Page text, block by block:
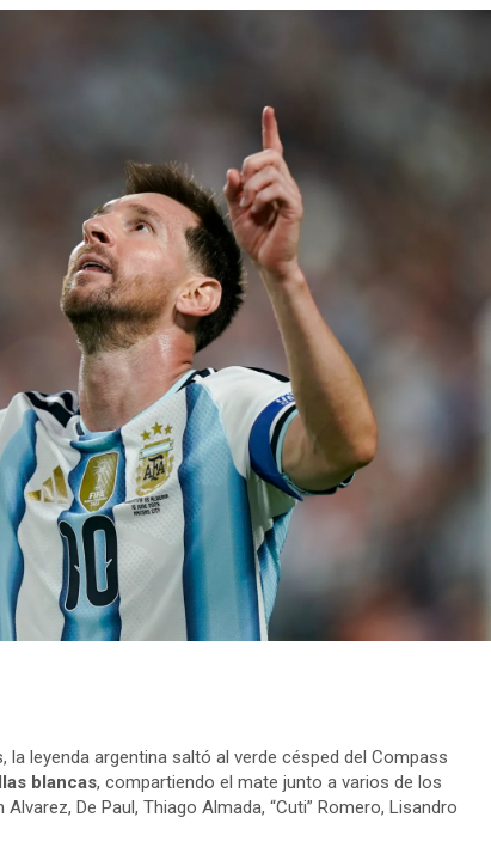
leyenda argentina saltó al verde césped del Compass
blancas, compartiendo el mate junto a varios de los
De Paul, Thiago Almada, “Cuti” Romero, Lisandro